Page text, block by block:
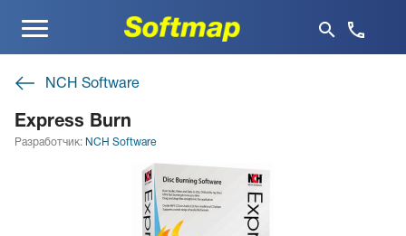
Меню
NCH Software
Express Burn
Разработчик: NCH Software